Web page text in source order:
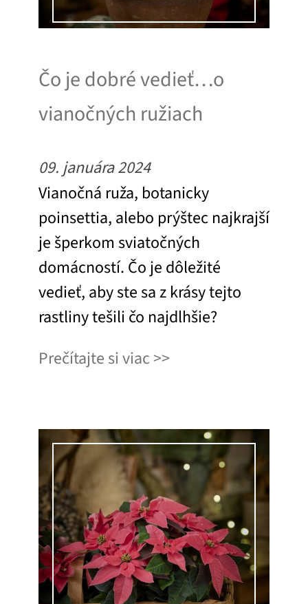
Čo je dobré vedieť…o
vianočných ružiach
09. januára 2024
Vianočná ruža, botanicky
poinsettia, alebo prýštec najkrajší
je šperkom sviatočných
domácností. Čo je dôležité
vedieť, aby ste sa z krásy tejto
rastliny tešili čo najdlhšie?
Prečítajte si viac